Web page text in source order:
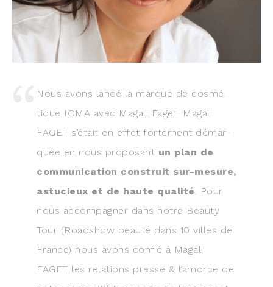
Nous avons lan­cé la marque de cos­mé­
tique IOMA avec Maga­li Faget. Maga­li
FAGET s’é­tait en effet for­te­ment démar­
quée en nous pro­po­sant un plan de
com­mu­ni­ca­tion construit sur-mesure,
astu­cieux et de haute qua­li­té. Pour
nous accom­pa­gner dans notre Beau­ty
Tour (Road­show beau­té dans 10 villes de
France) nous avons confié à Maga­li
FAGET les rela­tions presse & l’amorce de